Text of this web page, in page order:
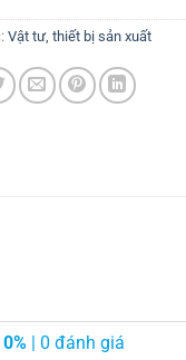
Vật tư, thiết bị sản xuất
0% | 0 đánh giá